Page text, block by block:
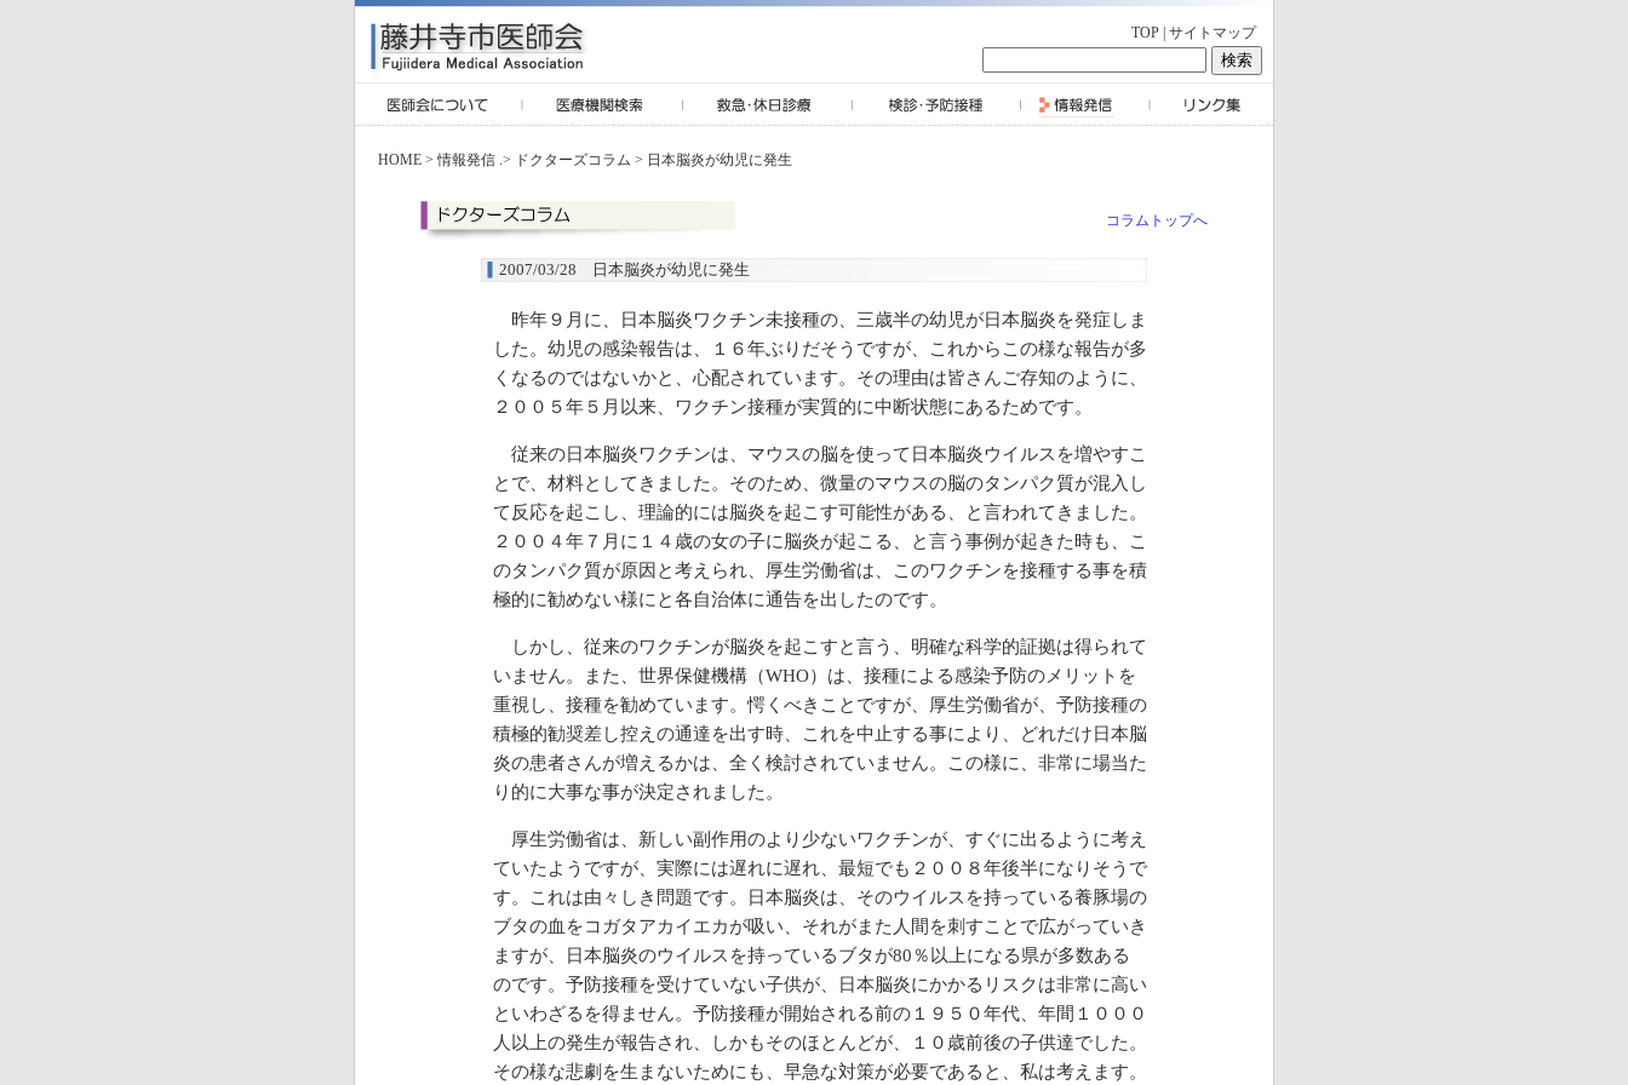
TOP サイトマップ
HOME >情報発信 .> ドクターズコラム > 日本脳炎が幼児に発生
コラムトップへ
2007/03/28 日本脳炎が幼児に発生
昨年９月に、日本脳炎ワクチン未接種の、三歳半の幼児が日本脳炎を発症しま
した。幼児の感染報告は、１６年ぶりだそうですが、これからこの様な報告が多
くなるのではないかと、心配されています。その理由は皆さんご存知のように、
２００５年５月以来、ワクチン接種が実質的に中断状態にあるためです。
従来の日本脳炎ワクチンは、マウスの脳を使って日本脳炎ウイルスを増やすこ
とで、材料としてきました。そのため、微量のマウスの脳のタンパク質が混入し
て反応を起こし、理論的には脳炎を起こす可能性がある、と言われてきました。
２００４年７月に１４歳の女の子に脳炎が起こる、と言う事例が起きた時も、こ
のタンパク質が原因と考えられ、厚生労働省は、このワクチンを接種する事を積
極的に勧めない様にと各自治体に通告を出したのです。
しかし、従来のワクチンが脳炎を起こすと言う、明確な科学的証拠は得られて
いません。また、世界保健機構（WHO）は、接種による感染予防のメリットを
重視し、接種を勧めています。愕くべきことですが、厚生労働省が、予防接種の
積極的勧奨差し控えの通達を出す時、これを中止する事により、どれだけ日本脳
炎の患者さんが増えるかは、全く検討されていません。この様に、非常に場当た
り的に大事な事が決定されました。
厚生労働省は、新しい副作用のより少ないワクチンが、すぐに出るように考え
ていたようですが、実際には遅れに遅れ、最短でも２００８年後半になりそうで
す。これは由々しき問題です。日本脳炎は、そのウイルスを持っている養豚場の
ブタの血をコガタアカイエカが吸い、それがまた人間を刺すことで広がっていき
ますが、日本脳炎のウイルスを持っているブタが80％以上になる県が多数ある
のです。予防接種を受けていない子供が、日本脳炎にかかるリスクは非常に高い
といわざるを得ません。予防接種が開始される前の１９５０年代、年間１０００
人以上の発生が報告され、しかもそのほとんどが、１０歳前後の子供達でした。
その様な悲劇を生まないためにも、早急な対策が必要であると、私は考えます。